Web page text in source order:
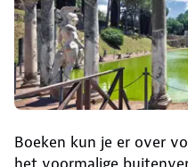
Boeken kun je er over